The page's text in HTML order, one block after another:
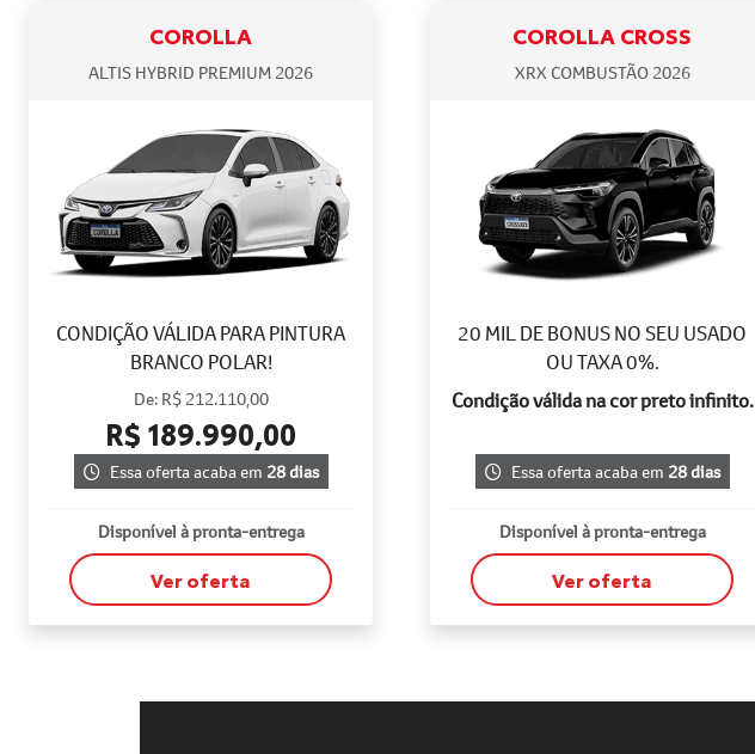
COROLLA
ALTIS HYBRID PREMIUM 2026
CONDIÇÃO VÁLIDA PARA PINTURA
BRANCO POLAR!
De: R$ 212.110,00
R$ 189.990,00
Essa oferta acaba em 28 dias
Disponível à pronta-entrega
Ver oferta
COROLLA CROSS
XRX COMBUSTÃO 2026
20 MIL DE BONUS NO SEU USADO
OU TAXA 0%.
Condição válida na cor preto infinito.
Essa oferta acaba em 28 dias
Disponível à pronta-entrega
Ver oferta